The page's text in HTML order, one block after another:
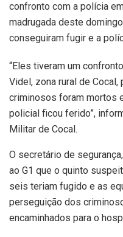
confronto com a polícia
madrugada deste
conseguiram fugir e a
“Eles tiveram um
Videl, zona rural de Cocal,
criminosos foram mortos
policial ficou ferido”,
Militar de Cocal.
O secretário de
ao G1 que o quinto
seis teriam fugido e as
perseguição dos
encaminhados para o